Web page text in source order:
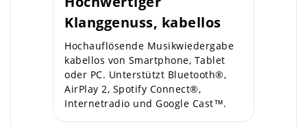
Klanggenuss, kabellos
Hochauflösende Musikwiedergabe
kabellos von Smartphone, Tablet
oder PC. Unterstützt Bluetooth®,
AirPlay 2, Spotify Connect®,
Internetradio und Google Cast™.